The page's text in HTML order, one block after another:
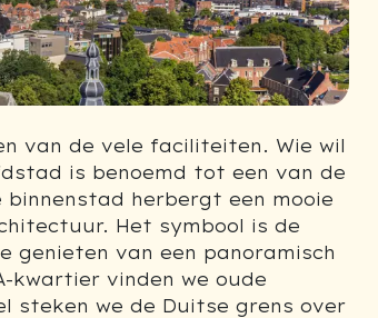
van de vele faciliteiten. Wie wil
is benoemd tot een van de
herbergt een mooie
Het symbool is de
genieten van een panoramisch
kwartier vinden we oude
steken we de Duitse grens over